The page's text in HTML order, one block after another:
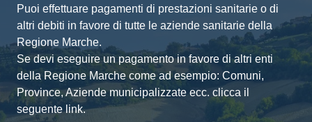
Puoi effettuare pagamenti di prestazioni sanitarie o di
altri debiti in favore di tutte le aziende sanitarie della
Regione Marche.
Se devi eseguire un pagamento in favore di altri enti
della Regione Marche come ad esempio: Comuni,
Province, Aziende municipalizzate ecc. clicca il
seguente link.